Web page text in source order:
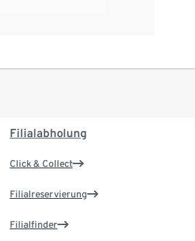
Filialabholung
Click & Collect
Filialreservierung
Filialfinder